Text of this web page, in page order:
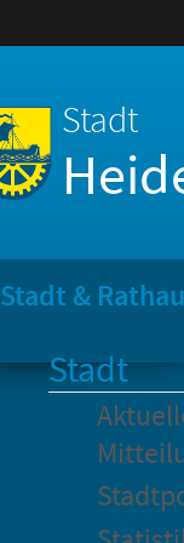
Stadt
Stadt &
Stadt